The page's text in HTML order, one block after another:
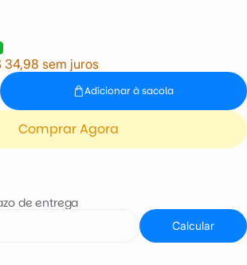
34,98 sem juros
Adicionar à sacola
Comprar Agora
de entrega
Calcular